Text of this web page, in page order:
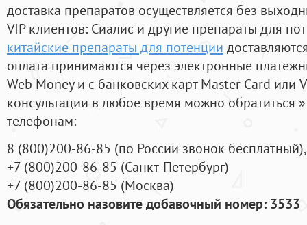
доставка препаратов осуществляется без
VIP клиентов: Сиалис и другие препараты для
китайские препараты для потенции
оплата принимаются через электронные
Web Money и с банковских карт Master Card или
консультации в любое время можно обратиться
телефонам:
8 (800)200-86-85 (по России звонок бесплатный),
+7 (800)200-86-85 (Санкт-Петербург)
+7 (800)200-86-85 (Москва)
Обязательно назовите добавочный номер: 3533